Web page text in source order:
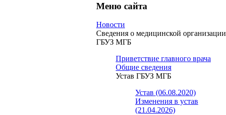
Меню сайта
Новости
Сведения о медицинской организации
ГБУЗ МГБ
Приветствие главного врача
Общие сведения
Устав ГБУЗ МГБ
Устав (06.08.2020)
Изменения в устав
(21.04.2026)